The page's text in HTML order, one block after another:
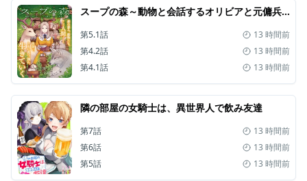
スープの森～動物と会話するオリビアと元傭兵アーサーの物語～
第5.1話
13 時間前
第4.2話
13 時間前
第4.1話
13 時間前
隣の部屋の女騎士は、異世界人で飲み友達
第7話
13 時間前
第6話
13 時間前
第5話
13 時間前